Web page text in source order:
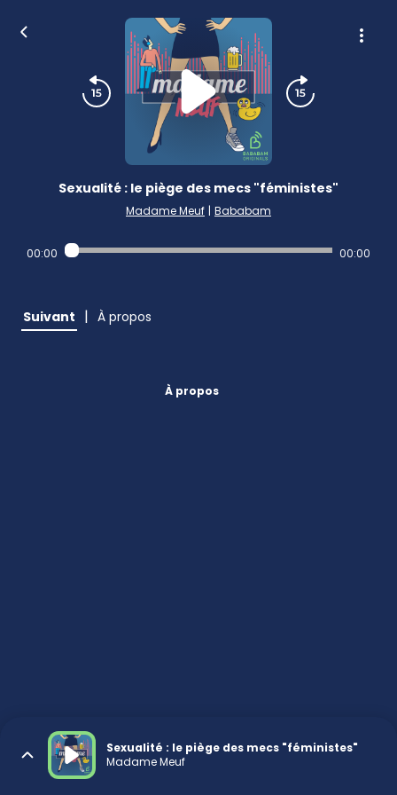
Sexualité : le piège des mecs "féministes"
Madame Meuf | Bababam
00:00 00:00
Suivant | À propos
À propos
Sexualité : le piège des mecs "féministes"
Madame Meuf